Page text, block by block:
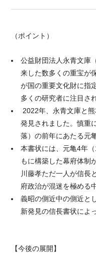
（ポイント）
公益財団法人永青文庫
来した数多くの重宝が
が国の重要文化財に指
多くの研究者に注目さ
2022年、永青文庫と
発見されました。慎重
落）の前年にあたる元
本書状には、元亀4年
もに構築した幕府体制
川藤孝ただ一人が信長
府政治が混迷を極める
義昭の側近中の側近と
新発見の信長書状によ
【今後の展開】